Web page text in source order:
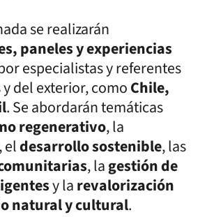
se realizarán
paneles y experiencias
especialistas y referentes
del exterior, comoChile,
. Se abordarán temáticas
regenerativo, la
, eldesarrollo sostenible, las
, lagestión de
y larevalorización
natural y cultural.